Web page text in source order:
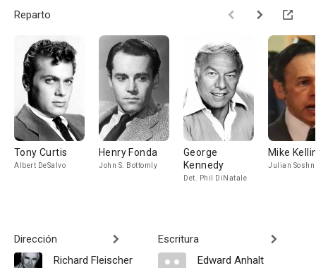
Reparto
Tony Curtis
Albert DeSalvo
Henry Fonda
John S. Bottomly
George
Kennedy
Det. Phil DiNatale
Mike
Julian
Dirección
Richard Fleischer
Escritura
Edward Anhalt